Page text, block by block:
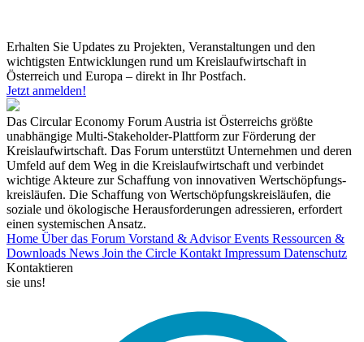
Erhalten Sie Updates zu Projekten, Veranstaltungen und den
wichtigsten Entwicklungen rund um Kreislaufwirtschaft in
Österreich und Europa – direkt in Ihr Postfach.
Jetzt anmelden!
Das Circular Economy Forum Austria ist Österreichs größte
unabhängige Multi-Stakeholder-Plattform zur Förderung der
Kreislaufwirtschaft. Das Forum unterstützt Unternehmen und deren
Umfeld auf dem Weg in die Kreislaufwirtschaft und verbindet
wichtige Akteure zur Schaffung von innovativen Wertschöpfungs-
kreisläufen. Die Schaffung von Wertschöpfungskreisläufen, die
soziale und ökologische Herausforderungen adressieren, erfordert
einen systemischen Ansatz.
Home Über das Forum Vorstand & AdvisorEvents Ressourcen &
Downloads News Join the Circle Kontakt Impressum Datenschutz
Kontaktieren
sie uns!